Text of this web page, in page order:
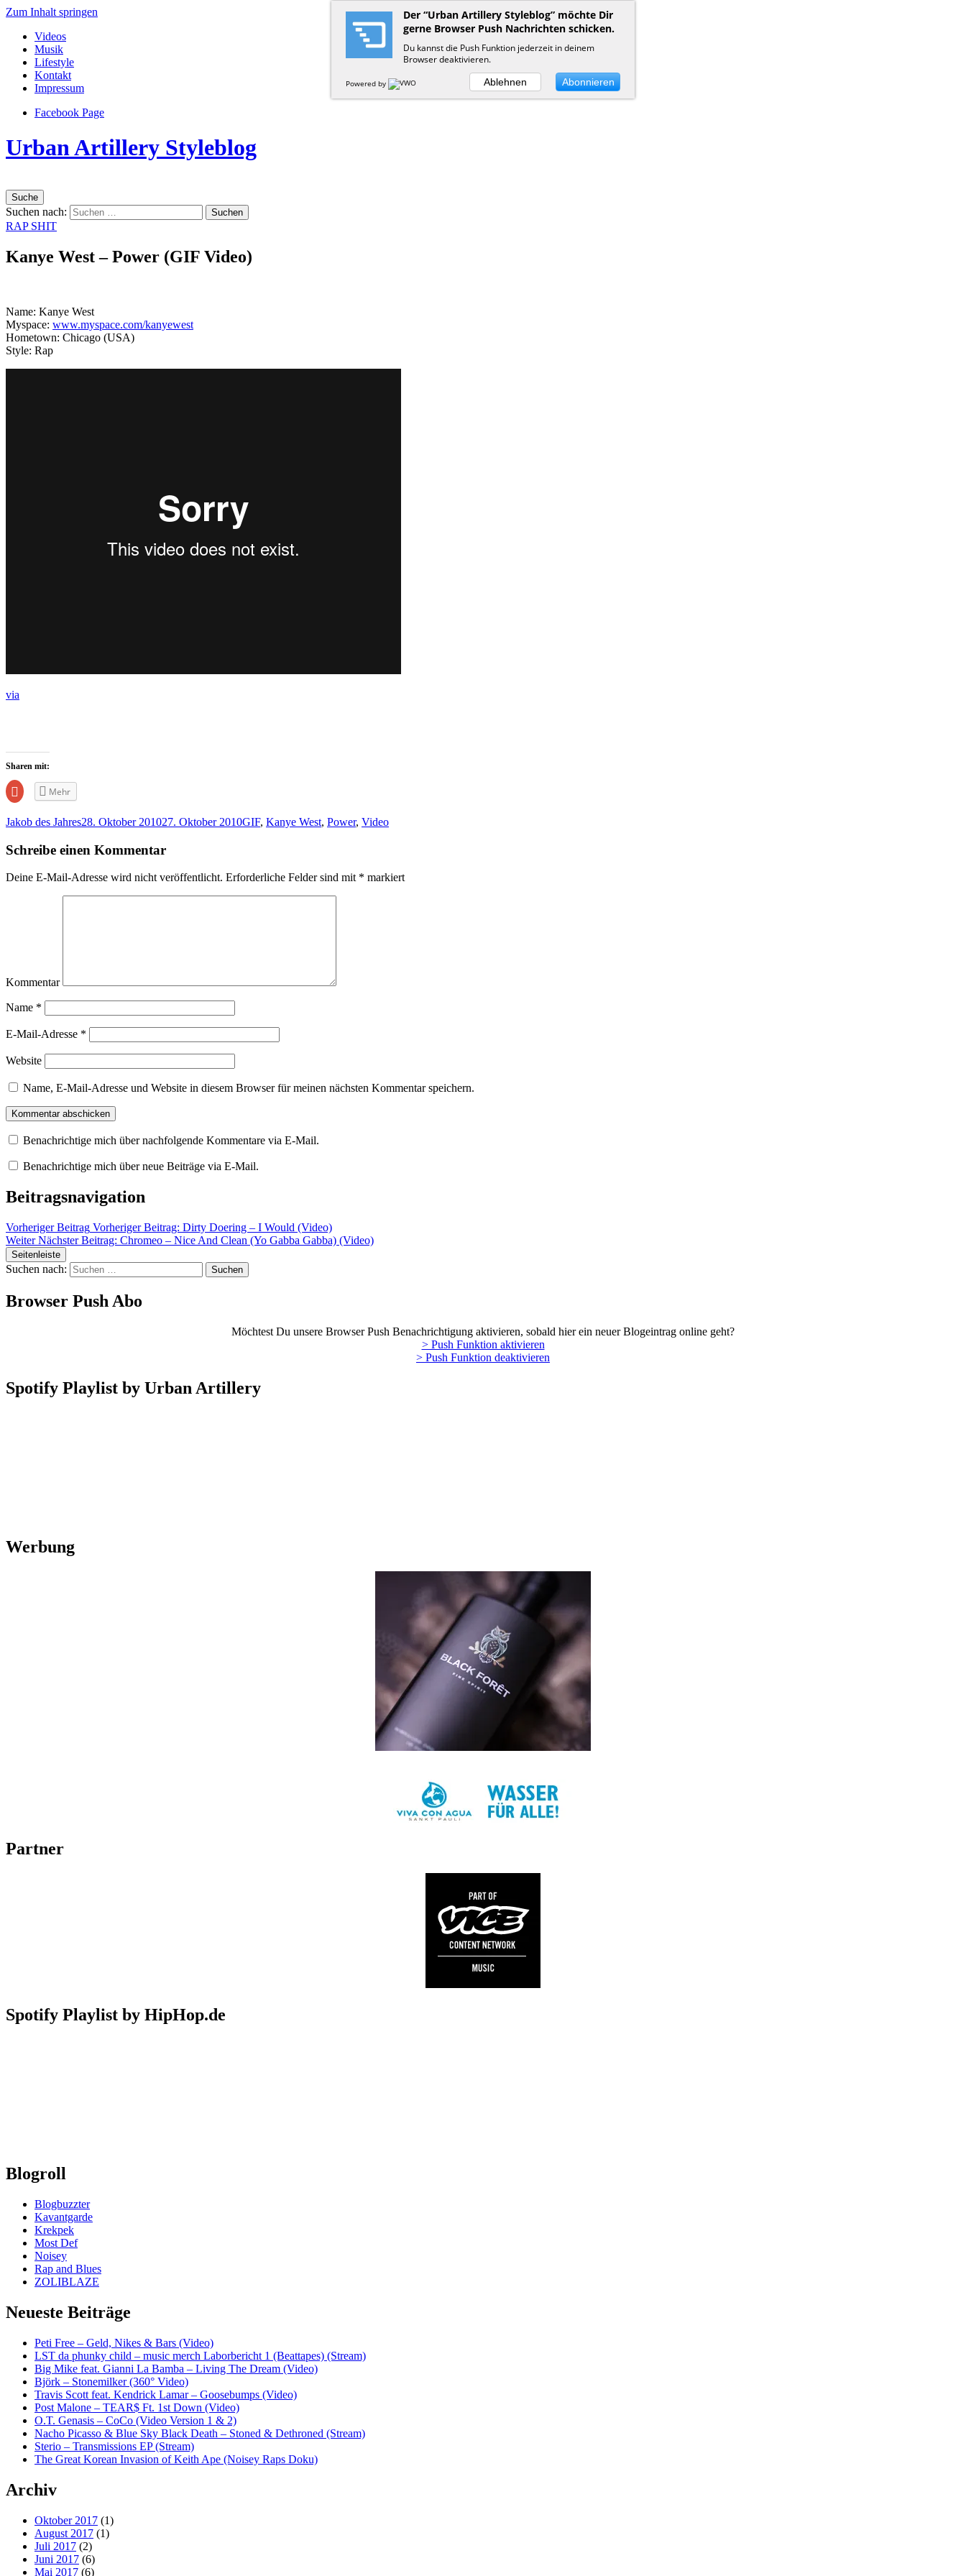
Zum Inhalt springen
Videos
Musik
Lifestyle
Kontakt
Impressum
Facebook Page
Urban Artillery Styleblog
Suche
Suchen nach:
RAP SHIT
Kanye West – Power (GIF Video)
Name: Kanye West
Myspace: www.myspace.com/kanyewest
Hometown: Chicago (USA)
Style: Rap
via
Sharen mit:
Zum
Teilen
anklicken
neuem
Fenster
Mehr
Jakob des Jahres28. Oktober 201027. Oktober 2010GIF, Kanye West, Power, Video
Schreibe einen Kommentar
Deine E-Mail-Adresse wird nicht veröffentlicht. Erforderliche Felder sind mit * markiert
Kommentar
Name *
E-Mail-Adresse *
Website
Name, E-Mail-Adresse und Website in diesem Browser für meinen nächsten Kommentar speichern.
Benachrichtige mich über nachfolgende Kommentare via E-Mail.
Benachrichtige mich über neue Beiträge via E-Mail.
Beitragsnavigation
Vorheriger Beitrag Vorheriger Beitrag: Dirty Doering – I Would (Video)
Weiter Nächster Beitrag: Chromeo – Nice And Clean (Yo Gabba Gabba) (Video)
Seitenleiste
Suchen nach:
Browser Push Abo
Möchtest Du unsere Browser Push Benachrichtigung aktivieren, sobald hier ein neuer Blogeintrag online geht?
> Push Funktion aktivieren
> Push Funktion deaktivieren
Spotify Playlist by Urban Artillery
Werbung
Partner
Spotify Playlist by HipHop.de
Blogroll
Blogbuzzter
Kavantgarde
Krekpek
Most Def
Noisey
Rap and Blues
ZOLIBLAZE
Neueste Beiträge
Peti Free – Geld, Nikes & Bars (Video)
LST da phunky child – music merch Laborbericht 1 (Beattapes) (Stream)
Big Mike feat. Gianni La Bamba – Living The Dream (Video)
Björk – Stonemilker (360° Video)
Travis Scott feat. Kendrick Lamar – Goosebumps (Video)
Post Malone – TEAR$ Ft. 1st Down (Video)
O.T. Genasis – CoCo (Video Version 1 & 2)
Nacho Picasso & Blue Sky Black Death – Stoned & Dethroned (Stream)
Sterio – Transmissions EP (Stream)
The Great Korean Invasion of Keith Ape (Noisey Raps Doku)
Archiv
Oktober 2017 (1)
August 2017 (1)
Juli 2017 (2)
Juni 2017 (6)
Mai 2017 (6)
Der “Urban Artillery Styleblog” möchte Dir
gerne Browser Push Nachrichten schicken.
Du kannst die Push Funktion jederzeit in deinem
Browser deaktivieren.
Powered by Ablehnen Abonnieren